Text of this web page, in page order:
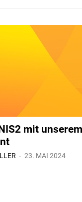
mit
- 23. MAI 2024